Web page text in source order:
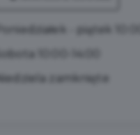
Poniedziałek - piątek
Niedziela zamknięte